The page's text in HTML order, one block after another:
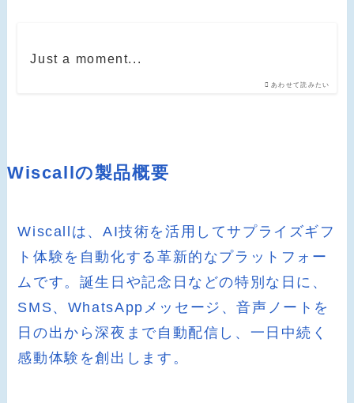
あわせて読みたい
Just a moment...
Wiscallの製品概要
Wiscallは、AI技術を活用してサプライズギフ
ト体験を自動化する革新的なプラットフォー
ムです。誕生日や記念日などの特別な日に、
SMS、WhatsAppメッセージ、音声ノートを
日の出から深夜まで自動配信し、一日中続く
感動体験を創出します。